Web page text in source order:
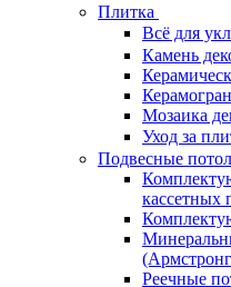
Плитка
Всё для
Камень
Мозаика
Уход за
Подвесные
кассетных
Реечные